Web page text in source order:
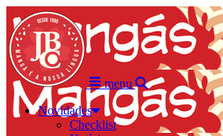
menu
Novidades
Checklist